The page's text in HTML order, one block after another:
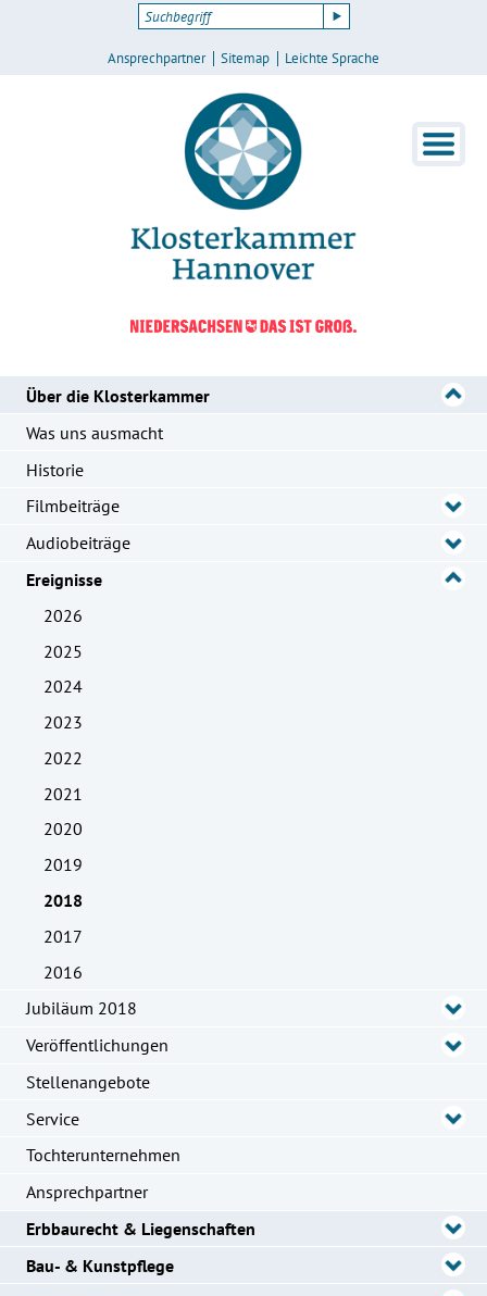
Ansprechpartner Sitemap Leichte Sprache
Über die Klosterkammer
Was uns ausmacht
Historie
Filmbeiträge
Audiobeiträge
Ereignisse
2026
2025
2024
2023
2022
2021
2020
2019
2018
2017
2016
Jubiläum 2018
Veröffentlichungen
Stellenangebote
Service
Tochterunternehmen
Ansprechpartner
Erbbaurecht & Liegenschaften
Bau- & Kunstpflege